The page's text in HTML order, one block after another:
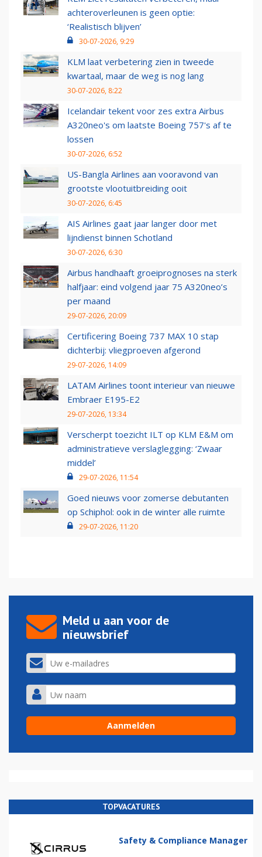
achteroverleunen is geen optie:
‘Realistisch blijven’
30-07-2026, 9:29
KLM laat verbetering zien in tweede
kwartaal, maar de weg is nog lang
30-07-2026, 8:22
Icelandair tekent voor zes extra Airbus
A320neo's om laatste Boeing 757's af te
lossen
30-07-2026, 6:52
US-Bangla Airlines aan vooravond van
grootste vlootuitbreiding ooit
30-07-2026, 6:45
AIS Airlines gaat jaar langer door met
lijndienst binnen Schotland
30-07-2026, 6:30
Airbus handhaaft groeiprognoses na sterk
halfjaar: eind volgend jaar 75 A320neo’s
per maand
29-07-2026, 20:09
Certificering Boeing 737 MAX 10 stap
dichterbij: vliegproeven afgerond
29-07-2026, 14:09
LATAM Airlines toont interieur van nieuwe
Embraer E195-E2
29-07-2026, 13:34
Verscherpt toezicht ILT op KLM E&M om
administratieve verslaglegging: ‘Zwaar
middel’
29-07-2026, 11:54
Goed nieuws voor zomerse debutanten
op Schiphol: ook in de winter alle ruimte
29-07-2026, 11:20
Meld u aan voor de
nieuwsbrief
TOPVACATURES
Safety & Compliance Manager